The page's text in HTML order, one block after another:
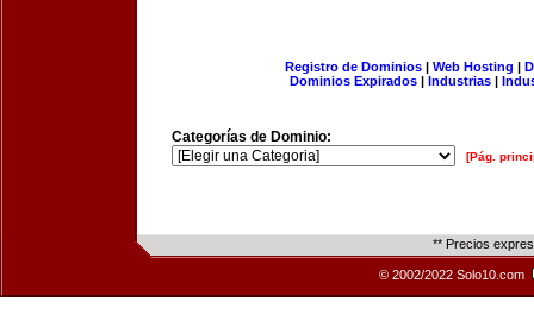
Registro de Dominios| Web Hosting |
Dominios Expirados | Industrias |
Categorías de Dominio:
[Pág.
** Precios
© 2002/2022 Solo10.com